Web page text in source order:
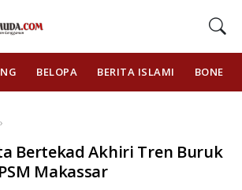
BELOPA BERITA ISLAMI BONE
Bertekad Akhiri Tren Buruk
Makassar